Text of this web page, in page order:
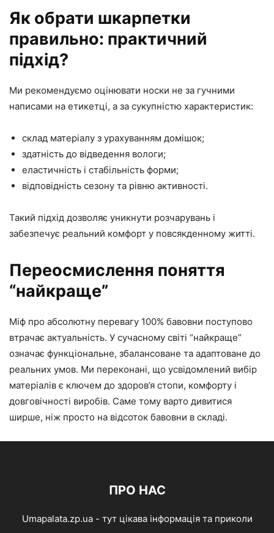
Як обрати шкарпетки
правильно: практичний
підхід?
Ми рекомендуємо оцінювати носки не за гучними
написами на етикетці, а за сукупністю характеристик:
склад матеріалу з урахуванням домішок;
здатність до відведення вологи;
еластичність і стабільність форми;
відповідність сезону та рівню активності.
Такий підхід дозволяє уникнути розчарувань і
забезпечує реальний комфорт у повсякденному житті.
Переосмислення поняття
“найкраще”
Міф про абсолютну перевагу 100% бавовни поступово
втрачає актуальність. У сучасному світі “найкраще”
означає функціональне, збалансоване та адаптоване до
реальних умов. Ми переконані, що усвідомлений вибір
матеріалів є ключем до здоров’я стопи, комфорту і
довговічності виробів. Саме тому варто дивитися
ширше, ніж просто на відсоток бавовни в складі.
ПРО НАС
Umapalata.zp.ua - тут цікава інформація та приколи